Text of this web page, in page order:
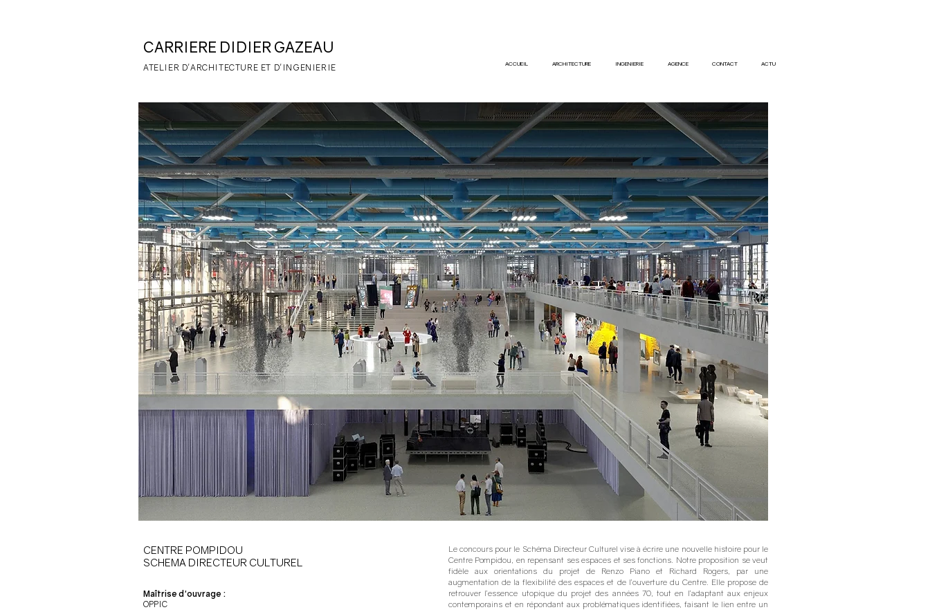
CARRIERE DIDIER GAZEAU
ATELIER D'ARCHITECTURE ET D'INGENIERIE ACCUEIL ARCHITECTURE INGENIERIE AGENCE CONTACT ACTU
CENTRE POMPIDOU
SCHEMA DIRECTEUR CULTUREL
Maîtrise d'ouvrage :
OPPIC
Le concours pour le Schéma Directeur Culturel vise à écrire une nouvelle histoire pour le
Centre Pompidou, en repensant ses espaces et ses fonctions. Notre proposition se veut
fidèle aux orientations du projet de Renzo Piano et Richard Rogers, par une
augmentation de la flexibilité des espaces et de l’ouverture du Centre. Elle propose de
retrouver l’essence utopique du projet des années 70, tout en l’adaptant aux enjeux
contemporains et en répondant aux problématiques identifiées, faisant le lien entre un